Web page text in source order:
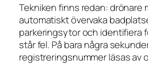
Tekniken finns redan: drönare
automatiskt övervaka
parkeringsytor och identifiera
står fel. På bara några
registreringsnummer läsas av